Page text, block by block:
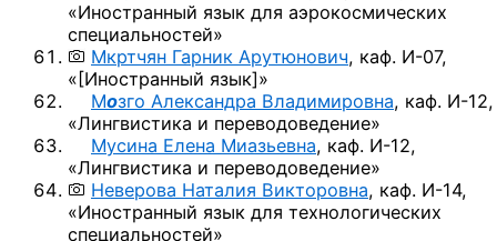
«Иностранный язык для аэрокосмических
специальностей»
Мкртчян Гарник Арутюнович, каф. И-07,
« [Иностранный язык]»
Мозго Александра Владимировна, каф. И-12,
«Лингвистика и переводоведение»
Мусина Елена Миазьевна, каф. И-12,
«Лингвистика и переводоведение»
Неверова Наталия Викторовна, каф. И-14,
«Иностранный язык для технологических
специальностей»